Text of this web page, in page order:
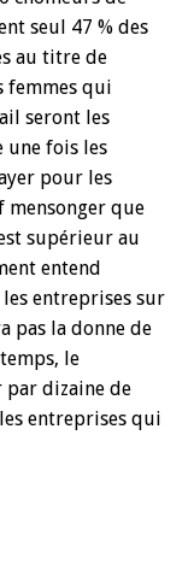
seul 47 % des
au titre de
femmes qui
seront les
une fois les
pour les
mensonger que
supérieur au
entend
entreprises sur
pas la donne de
le
dizaine de
entreprises qui